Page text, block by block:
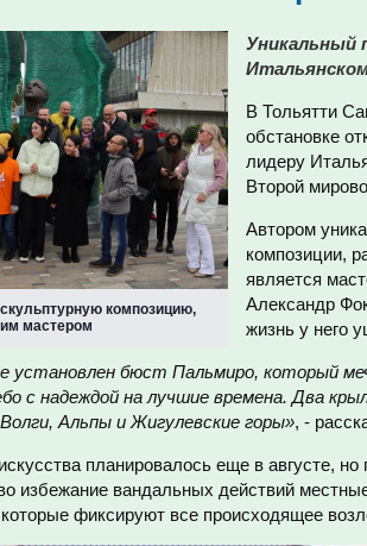
композицию,
мастером
Уникальный
В Тольятти
обстановке
лидеру
Второй
Автором
композиции,
является
Александр
жизнь у него
установлен бюст Пальмиро, который
с надеждой на лучшие времена. Два
Альпы и Жигулевские горы», -
планировалось еще в августе,
избежание вандальных действий
фиксируют все происходящее